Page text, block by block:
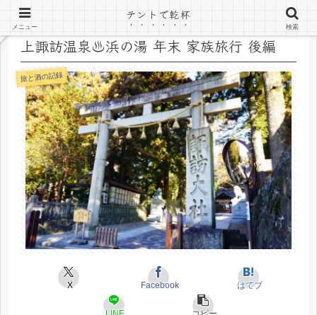
上諏訪温泉♨浜の湯 年末 家族旅行 後編
旅と酒の記録
X Facebook はてブ
メニュー
テントで乾杯
検索